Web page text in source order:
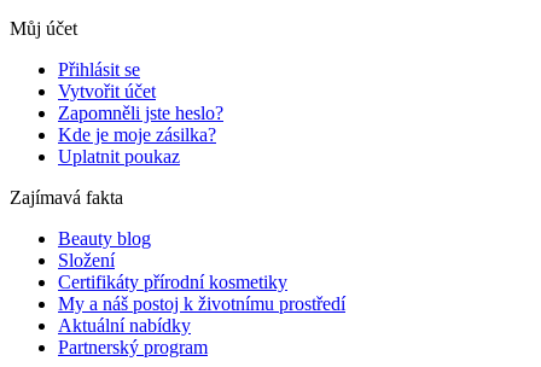
Můj účet
Přihlásit se
Vytvořit účet
Zapomněli jste heslo?
Kde je moje zásilka?
Uplatnit poukaz
Zajímavá fakta
Beauty blog
Složení
Certifikáty přírodní kosmetiky
My a náš postoj k životnímu prostředí
Aktuální nabídky
Partnerský program